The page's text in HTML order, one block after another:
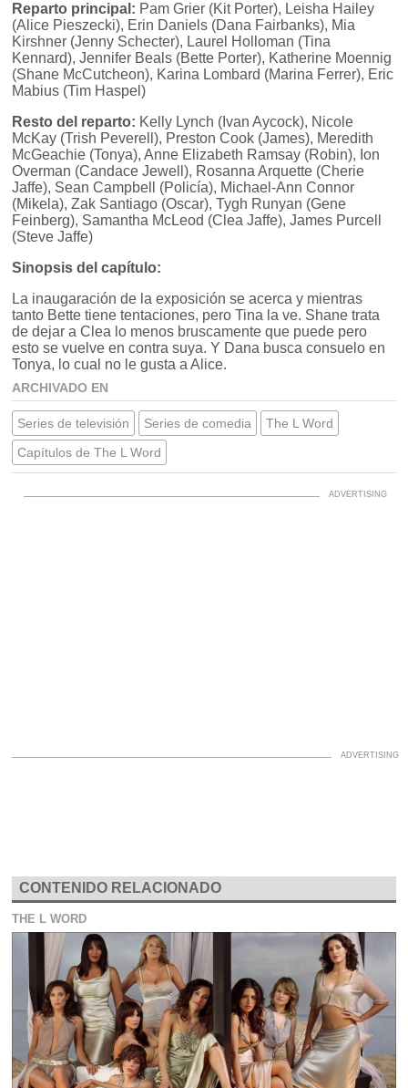
Reparto principal: Pam Grier (Kit Porter), Leisha Hailey
(Alice Pieszecki), Erin Daniels (Dana Fairbanks), Mia
Kirshner (Jenny Schecter), Laurel Holloman (Tina
Kennard), Jennifer Beals (Bette Porter), Katherine Moennig
(Shane McCutcheon), Karina Lombard (Marina Ferrer), Eric
Mabius (Tim Haspel)
Resto del reparto: Kelly Lynch (Ivan Aycock), Nicole
McKay (Trish Peverell), Preston Cook (James), Meredith
McGeachie (Tonya), Anne Elizabeth Ramsay (Robin), Ion
Overman (Candace Jewell), Rosanna Arquette (Cherie
Jaffe), Sean Campbell (Policía), Michael-Ann Connor
(Mikela), Zak Santiago (Oscar), Tygh Runyan (Gene
Feinberg), Samantha McLeod (Clea Jaffe), James Purcell
(Steve Jaffe)
Sinopsis del capítulo:
La inaugaración de la exposición se acerca y mientras
tanto Bette tiene tentaciones, pero Tina la ve. Shane trata
de dejar a Clea lo menos bruscamente que puede pero
esto se vuelve en contra suya. Y Dana busca consuelo en
Tonya, lo cual no le gusta a Alice.
ARCHIVADO EN
Series de televisión Series de comedia
The L Word
Capítulos de The L Word
CONTENIDO RELACIONADO
THE L WORD